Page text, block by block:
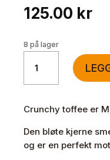
125.00 kr
8 på lager
Mallows
Caramel
Mallows
Crunchy
Toffee
Crunchy toffee er
Den bløte kjerne
og er en perfekt